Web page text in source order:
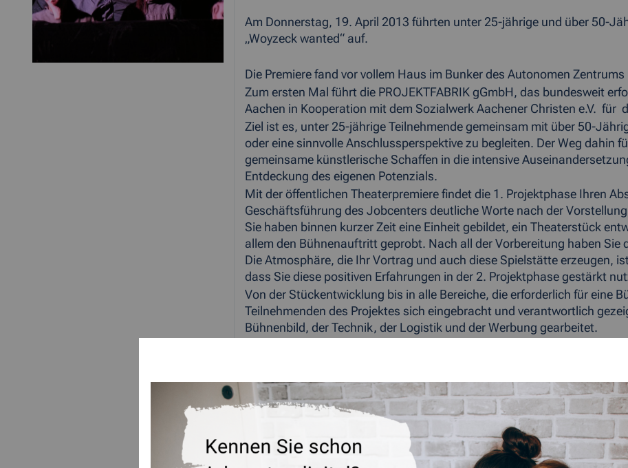
Am Donnerstag, 19. April 2013 führten unter 25-jährige und über 50-
„Woyzeck wanted“ auf.
Die Premiere fand vor vollem Haus im Bunker des Autonomen
Zum ersten Mal führt die PROJEKTFABRIK gGmbH, das bundesweit
Aachen in Kooperation mit dem Sozialwerk Aachener Christen e.V. für
Ziel ist es, unter 25-jährige Teilnehmende gemeinsam mit über 50-
oder eine sinnvolle Anschlussperspektive zu begleiten. Der Weg dahin
gemeinsame künstlerische Schaffen in die intensive
Entdeckung des eigenen Potenzials.
Mit der öffentlichen Theaterpremiere findet die 1. Projektphase Ihren
Geschäftsführung des Jobcenters deutliche Worte nach der
Sie haben binnen kurzer Zeit eine Einheit gebildet, ein Theaterstück
allem den Bühnenauftritt geprobt. Nach all der Vorbereitung haben Sie
Die Atmosphäre, die Ihr Vortrag und auch diese Spielstätte erzeugen,
dass Sie diese positiven Erfahrungen in der 2. Projektphase gestärkt
Von der Stückentwicklung bis in alle Bereiche, die erforderlich für eine
Teilnehmenden des Projektes sich eingebracht und verantwortlich
Bühnenbild, der Technik, der Logistik und der Werbung gearbeitet.
Parallel haben die Teilnehmenden an ihrer beruflichen Perspektive
begleiteten Bewerbungsmanagements, Möglichkeiten des
Die öffentliche Aufführung bildet den Höhepunkt der ersten
Projektphase finden nun betriebliche Praxiseinsätze sowie
Ressourcenorientiertes Bewerbungstraining und individuelles
Projektphasen laufen zusammen über elf Monate.